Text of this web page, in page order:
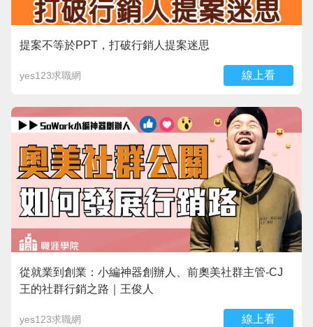
提案不等於PPT，打破行銷人提案迷思
yes123求職網 線上看
從就業到創業：小編神器創辦人、前奧美社群主管-CJ
王的社群行銷之路｜王俊人
yes123求職網 線上看